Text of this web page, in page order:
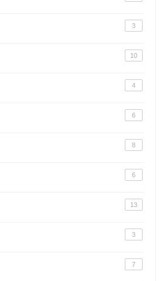
3
10
4
6
8
6
13
3
7